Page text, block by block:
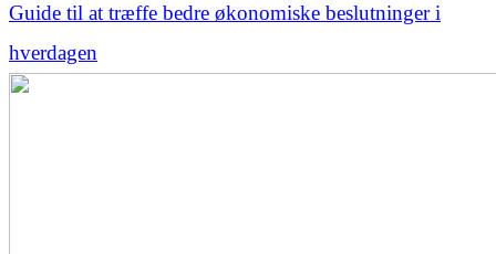
Guide til at træffe bedre økonomiske beslutninger i
hverdagen